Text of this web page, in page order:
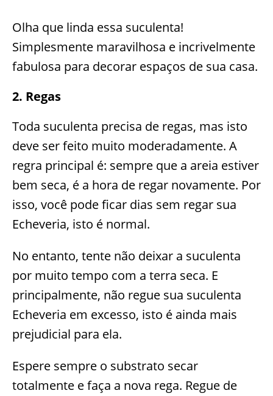
Olha que linda essa suculenta!
Simplesmente maravilhosa e incrivelmente
fabulosa para decorar espaços de sua casa.
2. Regas
Toda suculenta precisa de regas, mas isto
deve ser feito muito moderadamente. A
regra principal é: sempre que a areia estiver
bem seca, é a hora de regar novamente. Por
isso, você pode ficar dias sem regar sua
Echeveria, isto é normal.
No entanto, tente não deixar a suculenta
por muito tempo com a terra seca. E
principalmente, não regue sua suculenta
Echeveria em excesso, isto é ainda mais
prejudicial para ela.
Espere sempre o substrato secar
totalmente e faça a nova rega. Regue de